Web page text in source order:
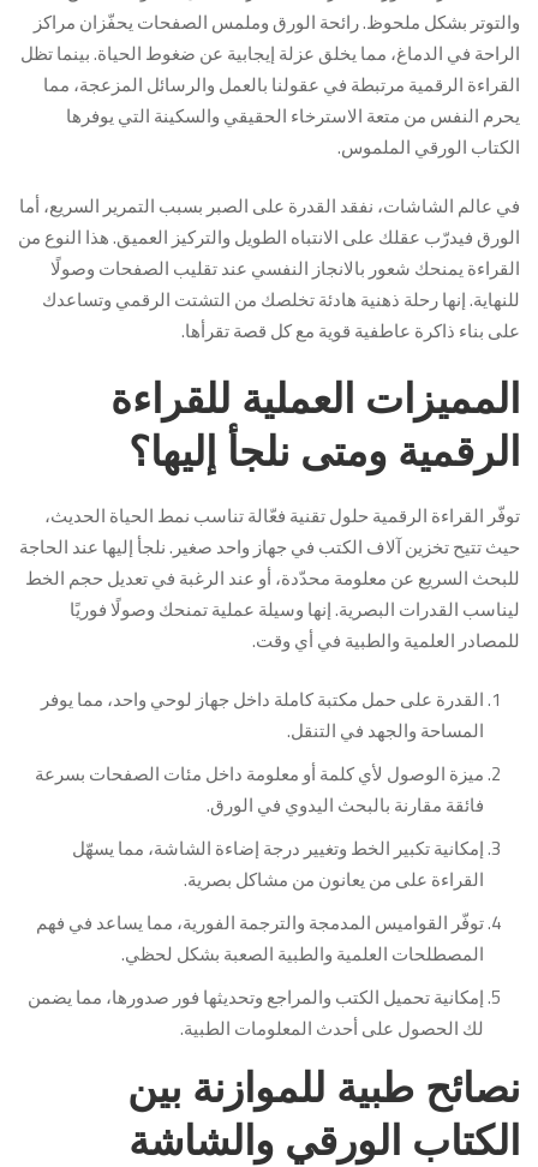
والتوتر بشكل ملحوظ. رائحة الورق وملمس الصفحات يحفّزان مراكز
الراحة في الدماغ، مما يخلق عزلة إيجابية عن ضغوط الحياة. بينما تظل
القراءة الرقمية مرتبطة في عقولنا بالعمل والرسائل المزعجة، مما
يحرم النفس من متعة الاسترخاء الحقيقي والسكينة التي يوفرها
الكتاب الورقي الملموس.
في عالم الشاشات، نفقد القدرة على الصبر بسبب التمرير السريع، أما
الورق فيدرّب عقلك على الانتباه الطويل والتركيز العميق. هذا النوع من
القراءة يمنحك شعور بالانجاز النفسي عند تقليب الصفحات وصولًا
للنهاية. إنها رحلة ذهنية هادئة تخلصك من التشتت الرقمي وتساعدك
على بناء ذاكرة عاطفية قوية مع كل قصة تقرأها.
المميزات العملية للقراءة
الرقمية ومتى نلجأ إليها؟
توفّر القراءة الرقمية حلول تقنية فعّالة تناسب نمط الحياة الحديث،
حيث تتيح تخزين آلاف الكتب في جهاز واحد صغير. نلجأ إليها عند الحاجة
للبحث السريع عن معلومة محدّدة، أو عند الرغبة في تعديل حجم الخط
ليناسب القدرات البصرية. إنها وسيلة عملية تمنحك وصولًا فوريًا
للمصادر العلمية والطبية في أي وقت.
القدرة على حمل مكتبة كاملة داخل جهاز لوحي واحد، مما يوفر
المساحة والجهد في التنقل.
ميزة الوصول لأي كلمة أو معلومة داخل مئات الصفحات بسرعة
فائقة مقارنة بالبحث اليدوي في الورق.
إمكانية تكبير الخط وتغيير درجة إضاءة الشاشة، مما يسهّل
القراءة على من يعانون من مشاكل بصرية.
توفّر القواميس المدمجة والترجمة الفورية، مما يساعد في فهم
المصطلحات العلمية والطبية الصعبة بشكل لحظي.
إمكانية تحميل الكتب والمراجع وتحديثها فور صدورها، مما يضمن
لك الحصول على أحدث المعلومات الطبية.
نصائح طبية للموازنة بين
الكتاب الورقي والشاشة